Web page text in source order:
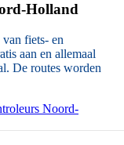
Holland
fiets- en
aan en allemaal
De routes worden
Noord-